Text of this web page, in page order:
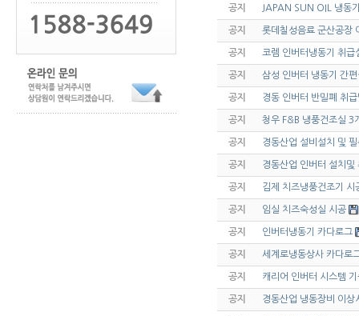
공지 JAPAN SUN OIL 냉동
공지 롯데칠성음료 군산공장
공지 코렘 인버터냉동기 취급
공지 삼성 인버터 냉동기 간
공지 경동 인버터 반밀폐 취
공지 청우 F&B 냉풍건조실 3
공지 경동산업 설비설치 및
공지 경동산업 인버터 설치및
공지 김제 치즈냉풍건조기 시
공지 임실 치즈숙성실 시공
공지 인버터냉동기 카다로그
공지 세계로냉동상사 카다로
공지 캐리어 인버터 시스템
공지 경동산업 냉동장비 이